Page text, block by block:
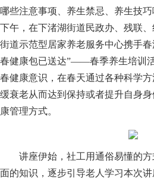
哪些注意事项、养生禁忌、养生技巧
下午，在下渚湖街道民政办、残联
街道示范型居家养老服务中心携手
春健康包已送达”——春季养生培训
春健康意识，在春天通过各种科学
缓衰老从而达到保持或者提升自身
康管理方式。
讲座伊始，社工用通俗易懂的
面的知识，逐步引导老人学习本次